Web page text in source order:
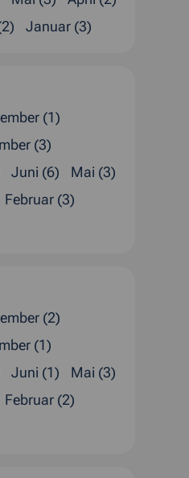
Januar (3)
(1)
(3)
Juni (6)
Mai (3)
Februar (3)
(2)
(1)
Juni (1)
Mai (3)
Februar (2)